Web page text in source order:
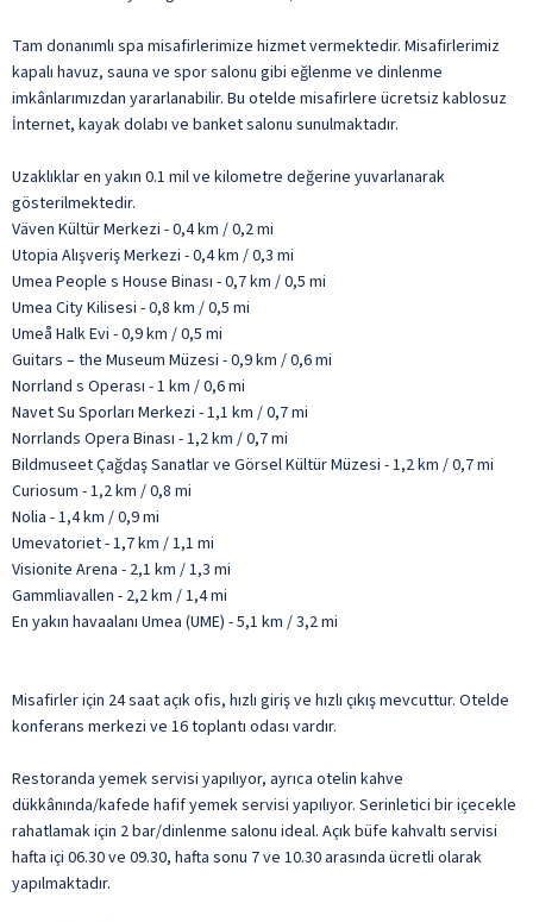
Tam donanımlı spa misafirlerimize hizmet vermektedir. Misafirlerimiz
kapalı havuz, sauna ve spor salonu gibi eğlenme ve dinlenme
imkânlarımızdan yararlanabilir. Bu otelde misafirlere ücretsiz kablosuz
İnternet, kayak dolabı ve banket salonu sunulmaktadır.
Uzaklıklar en yakın 0.1 mil ve kilometre değerine yuvarlanarak
gösterilmektedir.
Väven Kültür Merkezi - 0,4 km / 0,2 mi
Utopia Alışveriş Merkezi - 0,4 km / 0,3 mi
Umea People s House Binası - 0,7 km / 0,5 mi
Umea City Kilisesi - 0,8 km / 0,5 mi
Umeå Halk Evi - 0,9 km / 0,5 mi
Guitars – the Museum Müzesi - 0,9 km / 0,6 mi
Norrland s Operası - 1 km / 0,6 mi
Navet Su Sporları Merkezi - 1,1 km / 0,7 mi
Norrlands Opera Binası - 1,2 km / 0,7 mi
Bildmuseet Çağdaş Sanatlar ve Görsel Kültür Müzesi - 1,2 km / 0,7 mi
Curiosum - 1,2 km / 0,8 mi
Nolia - 1,4 km / 0,9 mi
Umevatoriet - 1,7 km / 1,1 mi
Visionite Arena - 2,1 km / 1,3 mi
Gammliavallen - 2,2 km / 1,4 mi
En yakın havaalanı Umea (UME) - 5,1 km / 3,2 mi
Misafirler için 24 saat açık ofis, hızlı giriş ve hızlı çıkış mevcuttur. Otelde
konferans merkezi ve 16 toplantı odası vardır.
Restoranda yemek servisi yapılıyor, ayrıca otelin kahve
dükkânında/kafede hafif yemek servisi yapılıyor. Serinletici bir içecekle
rahatlamak için 2 bar/dinlenme salonu ideal. Açık büfe kahvaltı servisi
hafta içi 06.30 ve 09.30, hafta sonu 7 ve 10.30 arasında ücretli olarak
yapılmaktadır.